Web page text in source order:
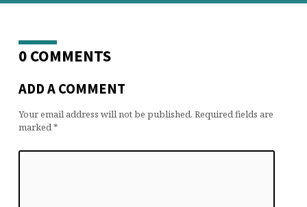
0 COMMENTS
ADD A COMMENT
Your email address will not be published. Required fields are
marked*